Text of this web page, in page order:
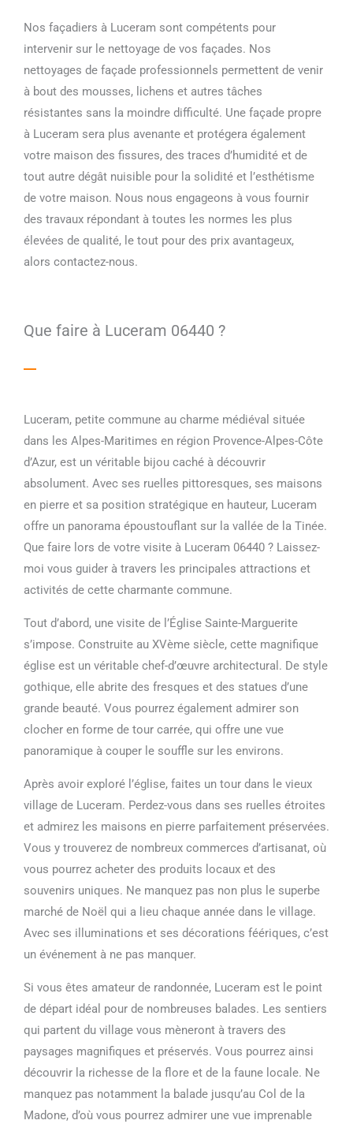
Nos façadiers à Luceram sont compétents pour
intervenir sur le nettoyage de vos façades. Nos
nettoyages de façade professionnels permettent de venir
à bout des mousses, lichens et autres tâches
résistantes sans la moindre difficulté. Une façade propre
à Luceram sera plus avenante et protégera également
votre maison des fissures, des traces d’humidité et de
tout autre dégât nuisible pour la solidité et l’esthétisme
de votre maison. Nous nous engageons à vous fournir
des travaux répondant à toutes les normes les plus
élevées de qualité, le tout pour des prix avantageux,
alors contactez-nous.
Que faire à Luceram 06440 ?
Luceram, petite commune au charme médiéval située
dans les Alpes-Maritimes en région Provence-Alpes-Côte
d’Azur, est un véritable bijou caché à découvrir
absolument. Avec ses ruelles pittoresques, ses maisons
en pierre et sa position stratégique en hauteur, Luceram
offre un panorama époustouflant sur la vallée de la Tinée.
Que faire lors de votre visite à Luceram 06440 ? Laissez-
moi vous guider à travers les principales attractions et
activités de cette charmante commune.
Tout d’abord, une visite de l’Église Sainte-Marguerite
s’impose. Construite au XVème siècle, cette magnifique
église est un véritable chef-d’œuvre architectural. De style
gothique, elle abrite des fresques et des statues d’une
grande beauté. Vous pourrez également admirer son
clocher en forme de tour carrée, qui offre une vue
panoramique à couper le souffle sur les environs.
Après avoir exploré l’église, faites un tour dans le vieux
village de Luceram. Perdez-vous dans ses ruelles étroites
et admirez les maisons en pierre parfaitement préservées.
Vous y trouverez de nombreux commerces d’artisanat, où
vous pourrez acheter des produits locaux et des
souvenirs uniques. Ne manquez pas non plus le superbe
marché de Noël qui a lieu chaque année dans le village.
Avec ses illuminations et ses décorations féériques, c’est
un événement à ne pas manquer.
Si vous êtes amateur de randonnée, Luceram est le point
de départ idéal pour de nombreuses balades. Les sentiers
qui partent du village vous mèneront à travers des
paysages magnifiques et préservés. Vous pourrez ainsi
découvrir la richesse de la flore et de la faune locale. Ne
manquez pas notamment la balade jusqu’au Col de la
Madone, d’où vous pourrez admirer une vue imprenable